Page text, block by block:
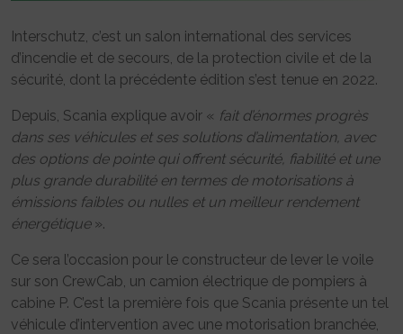
Interschutz, c’est un salon international des services
d’incendie et de secours, de la protection civile et de la
sécurité, dont la précédente édition s’est tenue en 2022.
Depuis, Scania explique avoir « fait d’énormes progrès
dans ses véhicules et ses solutions d’alimentation, avec
des options de pointe qui offrent sécurité, fiabilité et une
plus grande durabilité en termes de motorisations à
émissions faibles ou nulles et un meilleur rendement
énergétique».
Ce sera l’occasion pour le constructeur de lever le voile
sur son CrewCab, un camion électrique de pompiers à
cabine P. C’est la première fois que Scania présente un tel
véhicule d’intervention avec une motorisation branchée,